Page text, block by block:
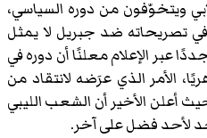
ويتخوّفون من دوره السياسي،
في تصريحاته ضد جبريل لا يمثل
عبر الإعلام معلنًا أن دوره في
الأمر الذي عرَضه لانتقاد من
أعلن الأخير أن الشعب الليبي
لأحد فضل على آخر.